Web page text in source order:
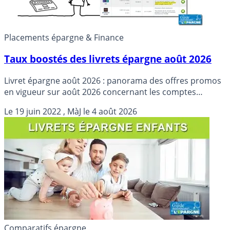
Placements épargne & Finance
Taux boostés des livrets épargne août 2026
Livret épargne août 2026 : panorama des offres promos
en vigueur sur août 2026 concernant les comptes
réservées aux prospects (nouveaux clients) et/ou aux
clients fidèles des banques.
Le 19 juin 2022 , MàJ le4 août 2026